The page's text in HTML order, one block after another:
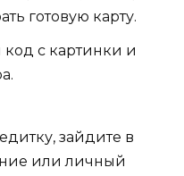
готовую карту.
с картинки и
зайдите в
или личный